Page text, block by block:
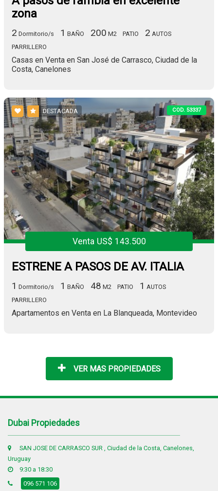
zona
2 Dormitorio/s 1 BAÑO 200 M2 PATIO 2 AUTOS
PARRILLERO
Casas en Venta en San José de Carrasco, Ciudad de la
Costa, Canelones
DESTACADA COD. 53337
Venta US$ 143.500
ESTRENE A PASOS DE AV. ITALIA
1 Dormitorio/s 1 BAÑO 48 M2 PATIO 1 AUTOS
PARRILLERO
Apartamentos en Venta en La Blanqueada, Montevideo
VER MAS PROPIEDADES
Dubai Propiedades
SAN JOSE DE CARRASCO SUR , Ciudad de la Costa, Canelones,
Uruguay
9:30 a 18:30
096 571 106